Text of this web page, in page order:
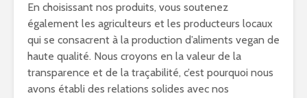
En choisissant nos produits, vous soutenez
également les agriculteurs et les producteurs locaux
qui se consacrent à la production d’aliments vegan de
haute qualité. Nous croyons en la valeur de la
transparence et de la traçabilité, c’est pourquoi nous
avons établi des relations solides avec nos